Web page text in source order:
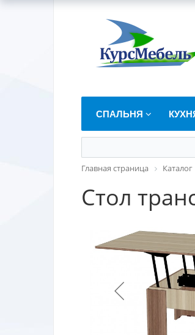
СПАЛЬНЯ
Главная страница Каталог
Стол